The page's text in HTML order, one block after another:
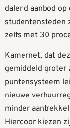
dalend aanbod
studentensteden
zelfs met 30
Kamernet, dat
gemiddeld groter
puntensysteem
nieuwe
minder
Hierdoor kiezen